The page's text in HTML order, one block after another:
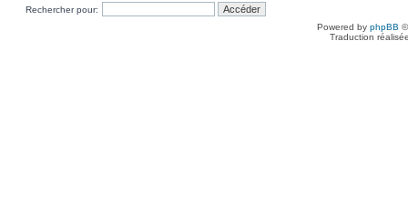
Rechercher pour:
Powered by phpBB
Traduction